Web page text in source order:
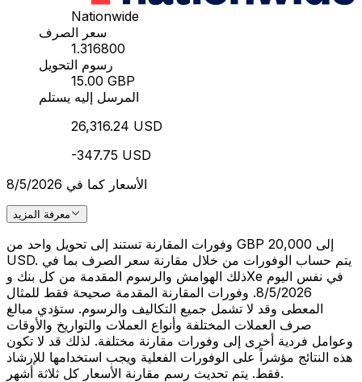
Nationwide
سعر الصرف
1.316800
رسوم التحويل
15.00 GBP
المرسل إليه يستلم
26,316.24 USD
-347.75 USD
الأسعار كما في 8/5/2026
معرفة المزيد
وفورات المقارنة تستند إلى تحويل واحد من GBP 20,000 إلى
USD. يتم حساب الوفورات من خلال مقارنة سعر الصرف بما في
ذلك الهوامش والرسوم المقدمة من كل بنك وXe في نفس اليوم
8/5/2026. وفورات المقارنة المقدمة صحيحة فقط للمثال
المعطى وقد لا تشمل جميع التكاليف والرسوم. ستؤدي مبالغ
صرف العملات المختلفة وأنواع العملات والتواريخ والأوقات
وعوامل فردية أخرى إلى وفورات مقارنة مختلفة. لذلك قد لا تكون
هذه النتائج مؤشراً على الوفورات الفعلية ويجب استخدامها للإرشاد
فقط. يتم تحديث رسم مقارنة الأسعار كل ثلاثة أشهر.